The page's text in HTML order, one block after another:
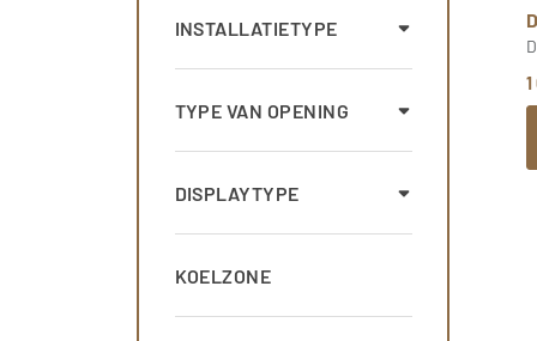
INSTALLATIETYPE
TYPE VAN OPENING
DISPLAYTYPE
KOELZONE